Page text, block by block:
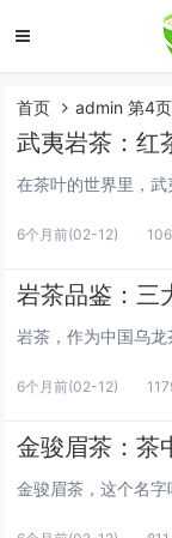
首页 admin 第4页
6个月前(02-12)
6个月前(02-12)
金骏眉茶：茶